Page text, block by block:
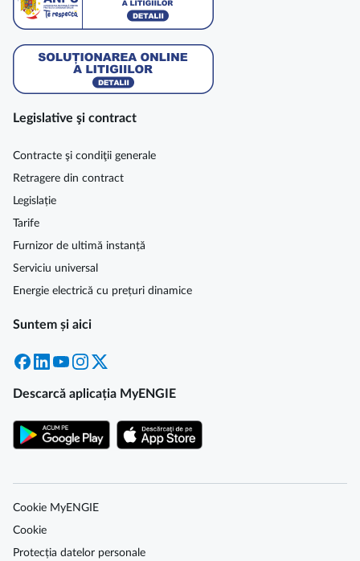
Legislative şi contract
Contracte şi condiţii generale
Retragere din contract
Legislație
Tarife
Furnizor de ultimă instanță
Serviciu universal
Energie electrică cu prețuri dinamice
Suntem și aici
Facebook
LinkedInYouTubeInstagram
Descarcă aplicația MyENGIE
Cookie MyENGIE
Cookie
Protecția datelor personale